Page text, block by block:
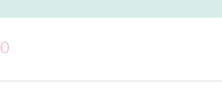
0